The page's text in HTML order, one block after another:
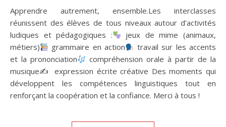
Apprendre autrement, ensemble.Les interclasses
réunissent des élèves de tous niveaux autour d’activités
ludiques et pédagogiques :
jeux de mime (animaux,
métiers)
grammaire en action
travail sur les accents
et la prononciation
compréhension orale à partir de la
musique✍
expression écrite créative Des moments qui
développent les compétences linguistiques tout en
renforçant la coopération et la confiance. Merci à tous !